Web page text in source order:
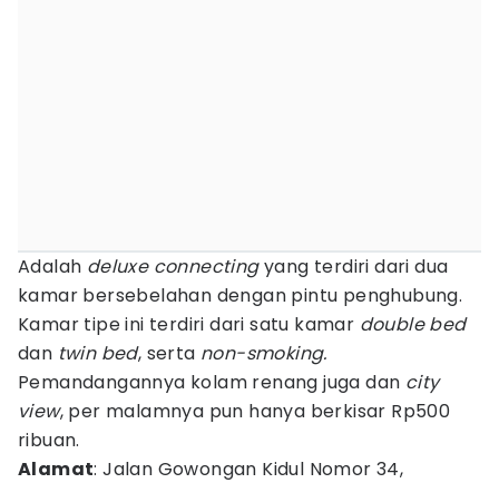
Adalah deluxe connectingyang terdiri dari dua
kamar bersebelahan dengan pintu penghubung.
Kamar tipe ini terdiri dari satu kamar double bed
dan twin bed, serta non-smoking.
Pemandangannya kolam renang juga dan city
view, per malamnya pun hanya berkisar Rp500
ribuan.
Alamat: Jalan Gowongan Kidul Nomor 34,